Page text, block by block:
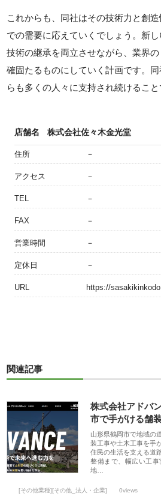
これからも、同社はその技術力と創
での需要に応えていくでしょう。新
技術の継承を両立させながら、業界
確固たるものにしていく計画です。
らも多くの人々に支持され続けること
店舗名 株式会社佐々木金光堂
住所 －
アクセス －
TEL －
FAX －
営業時間 －
定休日 －
URL https://
関連記事
株式会社アドバ
市で手がける舗
山形県鶴岡市で地域の
装工事や土木工事を手
住民の生活を支える道
整備まで、幅広い工事
地…
[その他業種][その他_法人・企業] 0views